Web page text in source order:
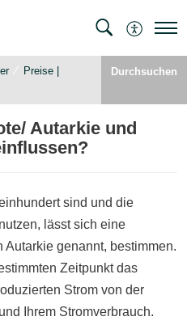
Preise |
Durchsuchen
Autarkie und
sind und die
lässt sich eine
genannt, bestimmen.
Zeitpunkt das
Strom von der
Ihrem Stromverbrauch.